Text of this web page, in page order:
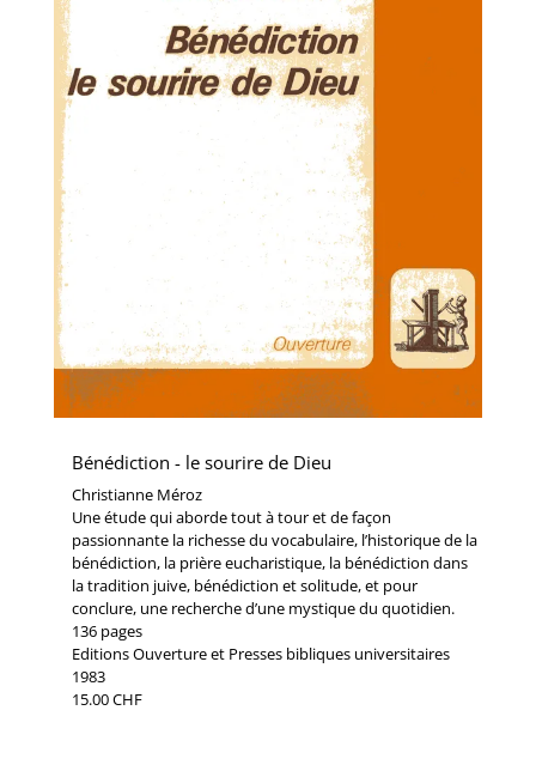
Bénédiction - le sourire de Dieu
Christianne Méroz
Une étude qui aborde tout à tour et de façon
passionnante la richesse du vocabulaire, l’historique de la
bénédiction, la prière eucharistique, la bénédiction dans
la tradition juive, bénédiction et solitude, et pour
conclure, une recherche d’une mystique du quotidien.
136 pages
Editions Ouverture et Presses bibliques universitaires
1983
15.00 CHF